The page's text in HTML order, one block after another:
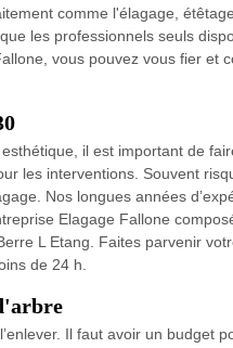
comme l'élagage,
les professionnels seuls
vous pouvez vous fier et
il est important de
les interventions. Souvent
Nos longues années
Elagage Fallone
L Etang. Faites parvenir
de 24 h.
Il faut avoir un budget